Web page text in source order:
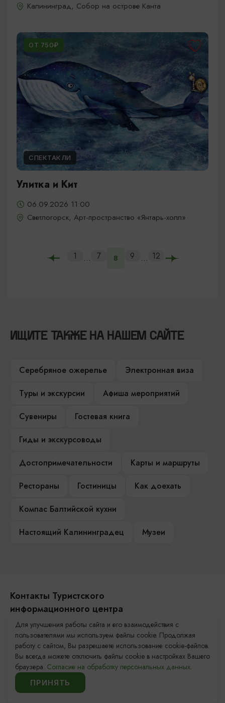
Калининград, Собор на острове Канта
ОТ 750₽
СПЕКТАКЛИ
Улитка и Кит
06.09.2026 11:00
Светлогорск, Арт-пространство «Янтарь-холл»
1 ... 7 8 9 ... 12
ИЩИТЕ ТАКЖЕ НА НАШЕМ САЙТЕ
Серебряное ожерелье
Электронная виза
Туры и экскурсии
Афиша мероприятий
Сувениры
Гостевая книга
Гиды и экскурсоводы
Достопримечательности
Карты и маршруты
Рестораны
Гостиницы
Как доехать
Компас Балтийской кухни
Настоящий Калининградец
Музеи
Контакты Туристского
информационного центра
Площадь Победы, 1
+7 (4012) 555-200
8 (800) 200-55-39
info@visit-kaliningrad.ru
Для улучшения работы сайта и его взаимодействия с
пользователями мы используем файлы cookie. Продолжая
работу с сайтом, Вы разрешаете использование cookie-файлов.
Вы всегда можете отключить файлы cookie в настройках Вашего
браузера. Согласие на обработку персональных данных.
ПРИНЯТЬ